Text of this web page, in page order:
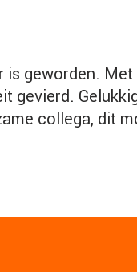
is geworden.
gevierd.
collega, dit